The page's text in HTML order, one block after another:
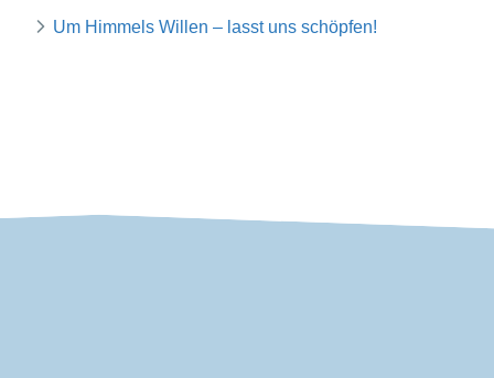
Um Himmels Willen – lasst uns schöpfen!